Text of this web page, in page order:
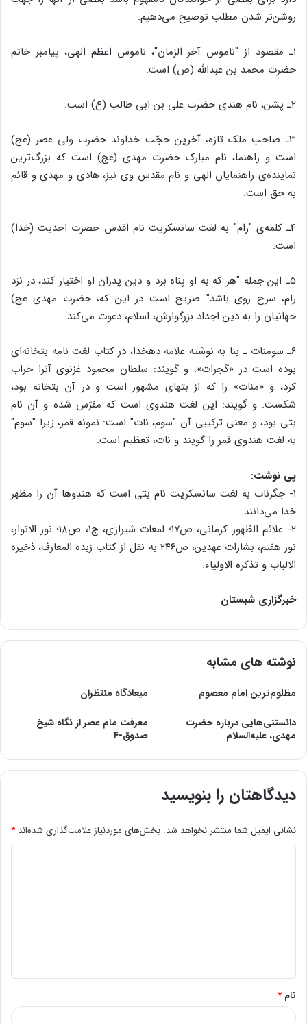
روشن‌تر شدن مطلب توضیح می‌دهیم:
۱ـ مقصود از "ناموس آخر الزمان"، ناموس اعظم الهی، پیامبر خاتم
حضرت محمد بن عبدالله (ص) است.
۲ـ پشن، نام هندی حضرت علی بن ابی طالب (ع) است.
۳ـ صاحب ملک تازه، آخرین حجّت خداوند حضرت ولی عصر (عج)
است و راهنما، نام مبارک حضرت مهدی (عج) است که بزرگ‌ترین
نماینده‌ی راهنمایان الهی و نام مقدس وی نیز، هادی و مهدی و قائم
به حق است.
۴ـ کلمه‌ی "رام" به لغت سانسکریت نام اقدس حضرت احدیت (خدا)
است.
۵ـ این جمله "هر که به او پناه برد و دین پدران او اختیار کند، در نزد
رام، سرخ روی باشد" صریح است در این که، حضرت مهدی عج)
جهانیان را به دین اجداد بزرگوارش، اسلام، دعوت می‌کند.
۶ـ سومنات ـ بنا به نوشته‌ علامه دهخدا، در کتاب لغت نامه بتخانه‌ای
بوده است در «گجرات». و گویند: سلطان محمود غزنوی آنرا خراب
کرد، و «منات» را که از بتهای مشهور است و در آن بتخانه بود،
شکست. و گویند: این لغت هندوی است که مفرّس شده و آن نام
بتی بود، و معنی ترکیبی آن "سوم، نات" است: نمونه‌ قمر، زیرا "سوم"
به لغت هندوی قمر را گویند و نات، تعظیم است.
پی نوشت:
۱- جگرنات به لغت سانسکریت نام بتی است که هندوها آن را مظهر
خدا می‌دانند.
۲- علائم الظهور کرمانی، ص۱۷؛ لمعات شیرازی، ج۱، ص۱۸؛ نور الانوار،
‌نور هفتم، بشارات عهدین، ص۲۴۶ به نقل از کتاب زبده المعارف، ذخیره
الالباب و تذکره الاولیاء.
خبرگزاری شبستان
نوشته های مشابه
مظلوم‌ترین‌ امام‌ معصوم‌
میعادگاه منتظران
دانستنی‌هایى درباره حضرت
مهدى، علیه‌السلام
معرفت مام عصر از نگاه شیخ
صدوق-۴
دیدگاهتان را بنویسید
نشانی ایمیل شما منتشر نخواهد شد. بخش‌های موردنیاز علامت‌گذاری شده‌اند *
*
نام *